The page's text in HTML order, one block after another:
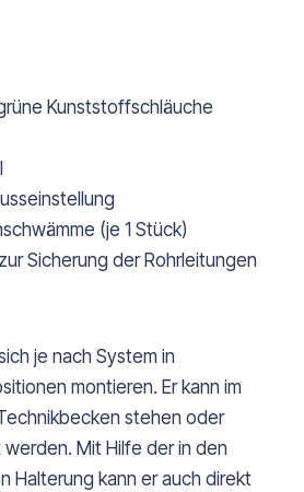
Kunststoffschläuche
(je 1 Stück)
Sicherung der Rohrleitungen
je nach System in
montieren. Er kann im
stehen oder
Mit Hilfe der in den
Halterung kann er auch direkt